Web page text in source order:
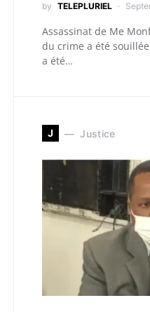
by TELEPLURIEL
Assassinat de Me
du crime a été
a été…
J Justice